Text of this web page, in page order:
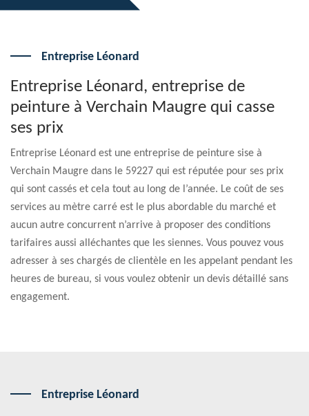
Entreprise Léonard
Entreprise Léonard, entreprise de
peinture à Verchain Maugre qui casse
ses prix
Entreprise Léonard est une entreprise de peinture sise à
Verchain Maugre dans le 59227 qui est réputée pour ses prix
qui sont cassés et cela tout au long de l’année. Le coût de ses
services au mètre carré est le plus abordable du marché et
aucun autre concurrent n’arrive à proposer des conditions
tarifaires aussi alléchantes que les siennes. Vous pouvez vous
adresser à ses chargés de clientèle en les appelant pendant les
heures de bureau, si vous voulez obtenir un devis détaillé sans
engagement.
Entreprise Léonard